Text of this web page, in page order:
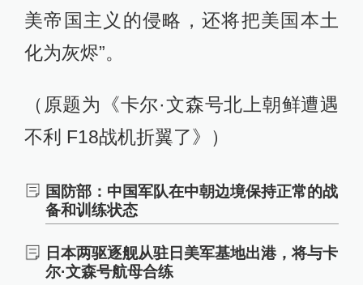
美帝国主义的侵略，还将把美国本土
化为灰烬”。
（原题为《卡尔·文森号北上朝鲜遭遇
不利 F18战机折翼了》）
国防部：中国军队在中朝边境保持正常的战
备和训练状态
日本两驱逐舰从驻日美军基地出港，将与卡
尔·文森号航母合练